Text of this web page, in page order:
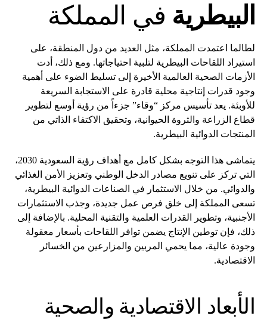
البيطرية في المملكة
لطالما اعتمدت المملكة، مثل العديد من دول المنطقة، على
استيراد اللقاحات البيطرية لتلبية احتياجاتها. ومع ذلك، أدت
الأزمات الصحية العالمية الأخيرة إلى تسليط الضوء على أهمية
وجود قدرات إنتاجية محلية قادرة على الاستجابة السريعة
للأوبئة. يعد تأسيس مركز “وقاء” جزءاً من رؤية أوسع لتطوير
قطاع الزراعة والثروة الحيوانية، وتحقيق الاكتفاء الذاتي من
المنتجات الدوائية البيطرية.
يتماشى هذا التوجه بشكل كامل مع أهداف رؤية السعودية 2030،
التي تركز على تنويع مصادر الدخل الوطني وتعزيز الأمن الغذائي
والدوائي. من خلال الاستثمار في الصناعات الدوائية البيطرية،
تسعى المملكة إلى خلق فرص عمل جديدة، وجذب الاستثمارات
الأجنبية، وتطوير القدرات العلمية والتقنية المحلية. بالإضافة إلى
ذلك، فإن توطين الإنتاج يضمن توافر اللقاحات بأسعار معقولة
وجودة عالية، مما يحمي المربين والمزارعين من الخسائر
الاقتصادية.
الأبعاد الاقتصادية والصحية